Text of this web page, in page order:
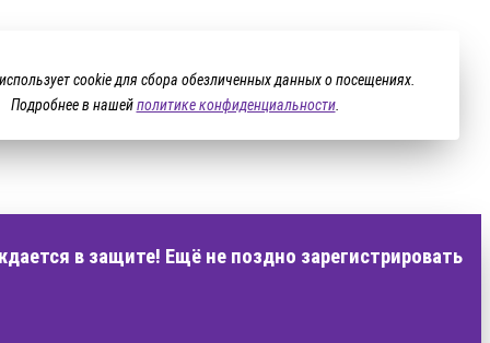
cookie для сбора обезличенных данных о посещениях.
Подробнее в нашейполитике конфиденциальности.
в защите! Ещё не поздно зарегистрировать